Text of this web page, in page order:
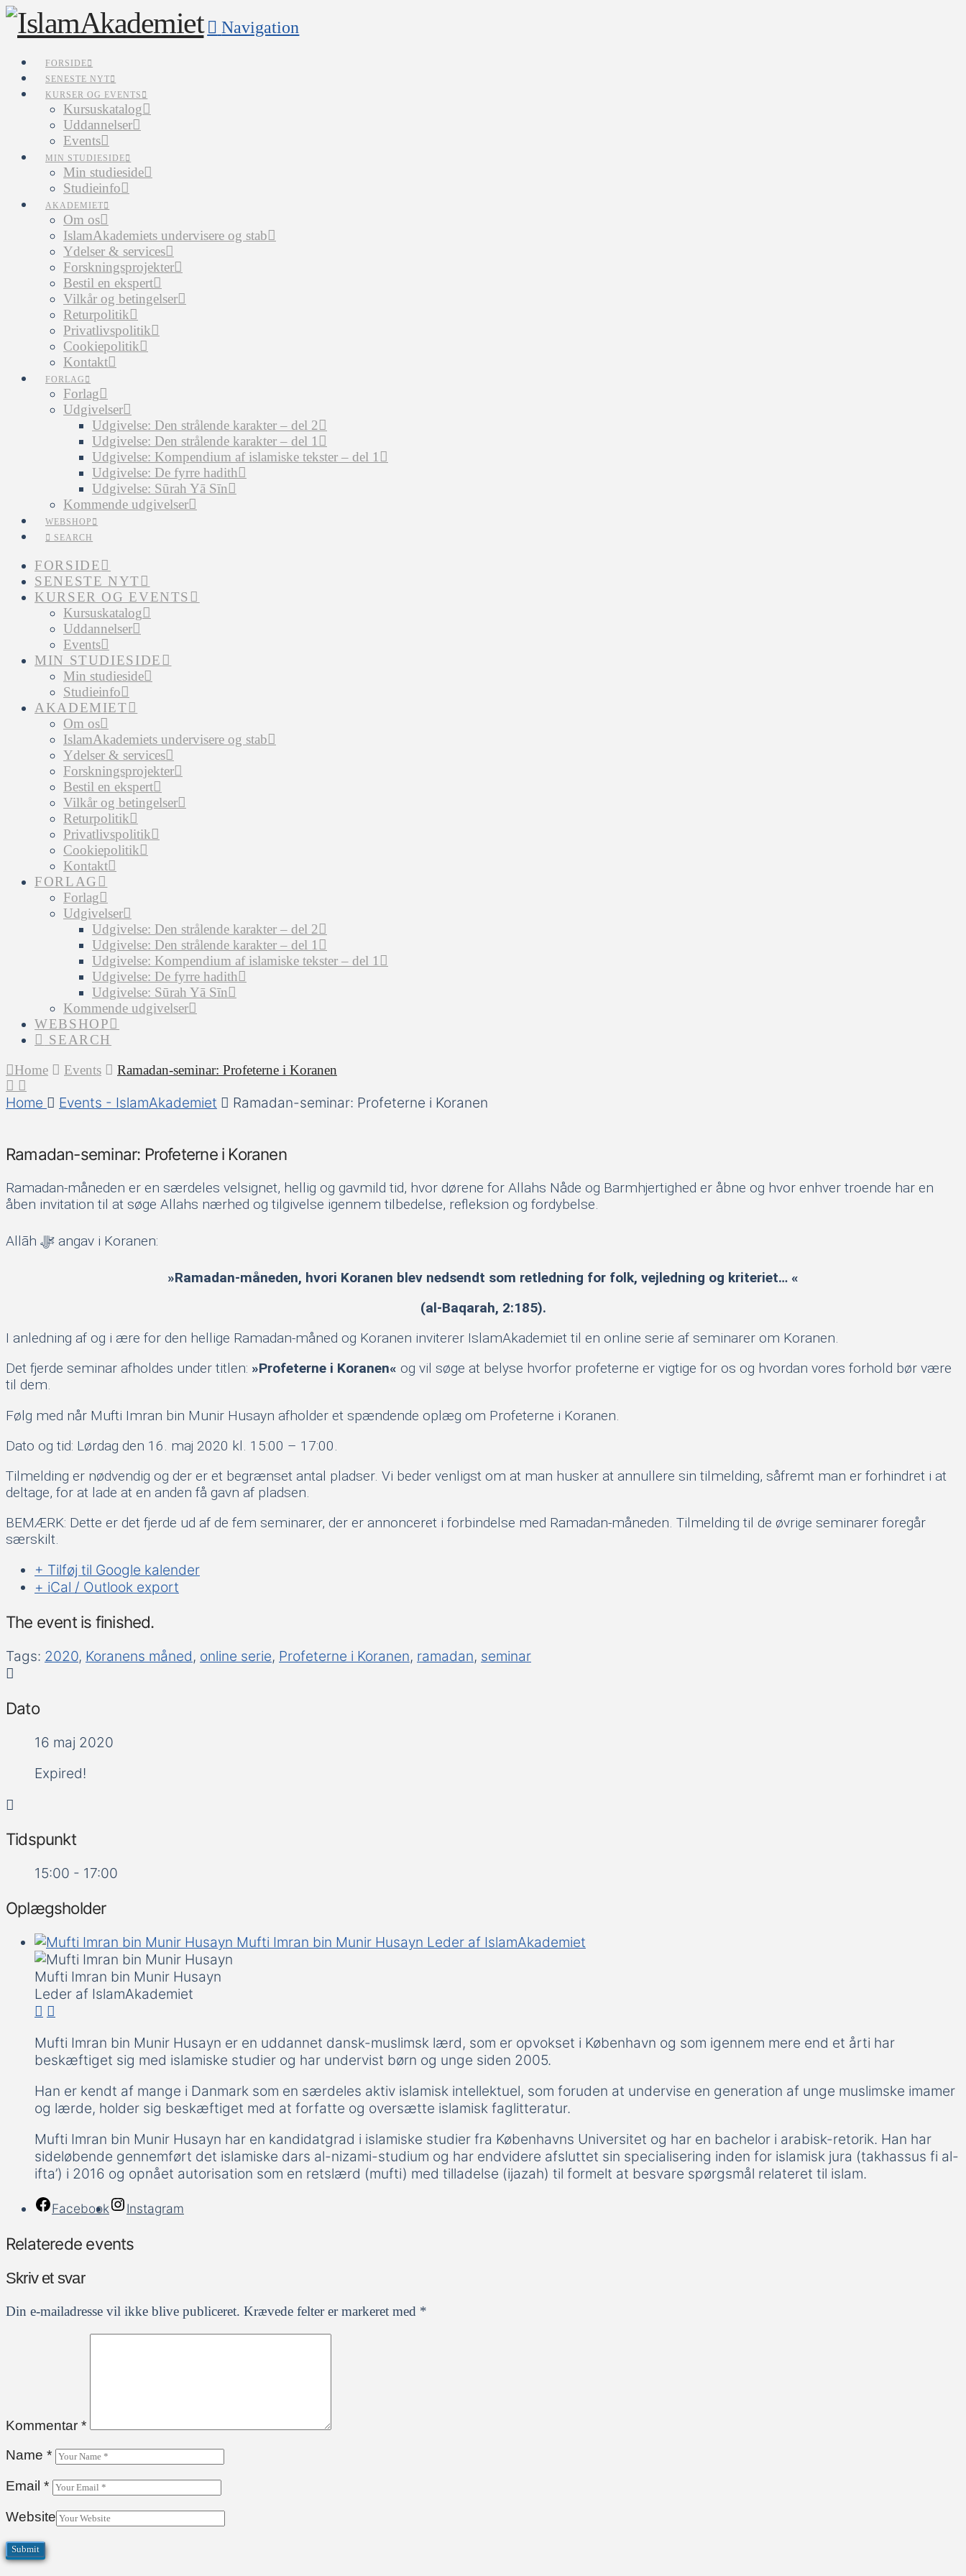
Navigation
FORSIDE
SENESTE NYT
KURSER OG EVENTS
Kursuskatalog
Uddannelser
Events
MIN STUDIESIDE
Min studieside
Studieinfo
AKADEMIET
Om os
IslamAkademiets undervisere og stab
Ydelser & services
Forskningsprojekter
Bestil en ekspert
Vilkår og betingelser
Returpolitik
Privatlivspolitik
Cookiepolitik
Kontakt
FORLAG
Forlag
Udgivelser
Udgivelse: Den strålende karakter – del 2
Udgivelse: Den strålende karakter – del 1
Udgivelse: Kompendium af islamiske tekster – del 1
Udgivelse: De fyrre hadith
Udgivelse: Sūrah Yā Sīn
Kommende udgivelser
WEBSHOP
SEARCH
FORSIDE
SENESTE NYT
KURSER OG EVENTS
Kursuskatalog
Uddannelser
Events
MIN STUDIESIDE
Min studieside
Studieinfo
AKADEMIET
Om os
IslamAkademiets undervisere og stab
Ydelser & services
Forskningsprojekter
Bestil en ekspert
Vilkår og betingelser
Returpolitik
Privatlivspolitik
Cookiepolitik
Kontakt
FORLAG
Forlag
Udgivelser
Udgivelse: Den strålende karakter – del 2
Udgivelse: Den strålende karakter – del 1
Udgivelse: Kompendium af islamiske tekster – del 1
Udgivelse: De fyrre hadith
Udgivelse: Sūrah Yā Sīn
Kommende udgivelser
WEBSHOP
SEARCH
Home
Events Ramadan-seminar: Profeterne i Koranen
Home Events - IslamAkademiet Ramadan-seminar: Profeterne i Koranen
Ramadan-seminar: Profeterne i Koranen
Ramadan-måneden er en særdeles velsignet, hellig og gavmild tid, hvor dørene for Allahs Nåde og Barmhjertighed er åbne og hvor enhver troende har en
åben invitation til at søge Allahs nærhed og tilgivelse igennem tilbedelse, refleksion og fordybelse.
Allāh ﷻ angav i Koranen:
»Ramadan-måneden, hvori Koranen blev nedsendt som retledning for folk, vejledning og kriteriet… «
(al-Baqarah, 2:185).
I anledning af og i ære for den hellige Ramadan-måned og Koranen inviterer IslamAkademiet til en online serie af seminarer om Koranen.
Det fjerde seminar afholdes under titlen: »Profeterne i Koranen« og vil søge at belyse hvorfor profeterne er vigtige for os og hvordan vores forhold bør være
til dem.
Følg med når Mufti Imran bin Munir Husayn afholder et spændende oplæg om Profeterne i Koranen.
Dato og tid: Lørdag den 16. maj 2020 kl. 15:00 – 17:00.
Tilmelding er nødvendig og der er et begrænset antal pladser. Vi beder venligst om at man husker at annullere sin tilmelding, såfremt man er forhindret i at
deltage, for at lade at en anden få gavn af pladsen.
BEMÆRK: Dette er det fjerde ud af de fem seminarer, der er annonceret i forbindelse med Ramadan-måneden. Tilmelding til de øvrige seminarer foregår
særskilt.
+ Tilføj til Google kalender
+ iCal / Outlook export
The event is finished.
Tags: 2020, Koranens måned, online serie, Profeterne i Koranen, ramadan, seminar
Dato
16 maj 2020
Expired!
Tidspunkt
15:00 - 17:00
Oplægsholder
Mufti Imran bin Munir Husayn Leder af IslamAkademiet
Mufti Imran bin Munir Husayn
Leder af IslamAkademiet
Mufti Imran bin Munir Husayn er en uddannet dansk-muslimsk lærd, som er opvokset i København og som igennem mere end et årti har
beskæftiget sig med islamiske studier og har undervist børn og unge siden 2005.
Han er kendt af mange i Danmark som en særdeles aktiv islamisk intellektuel, som foruden at undervise en generation af unge muslimske imamer
og lærde, holder sig beskæftiget med at forfatte og oversætte islamisk faglitteratur.
Mufti Imran bin Munir Husayn har en kandidatgrad i islamiske studier fra Københavns Universitet og har en bachelor i arabisk-retorik. Han har
sideløbende gennemført det islamiske dars al-nizami-studium og har endvidere afsluttet sin specialisering inden for islamisk jura (takhassus fi al-
ifta’) i 2016 og opnået autorisation som en retslærd (mufti) med tilladelse (ijazah) til formelt at besvare spørgsmål relateret til islam.
Facebook Instagram
Relaterede events
Skriv et svar
Din e-mailadresse vil ikke blive publiceret. Krævede felter er markeret med *
Kommentar *
Name *
Email *
Website